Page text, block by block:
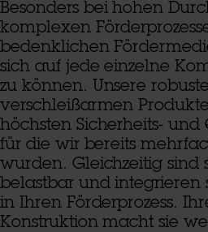
Besonders bei hohen
komplexen
bedenklichen
sich auf jede einzelne
zu können. Unsere
verschleißarmen
höchsten Sicherheits- und
für die wir bereits
wurden. Gleichzeitig sind
belastbar und integrieren
in Ihren Förderprozess.
Konstruktion macht sie